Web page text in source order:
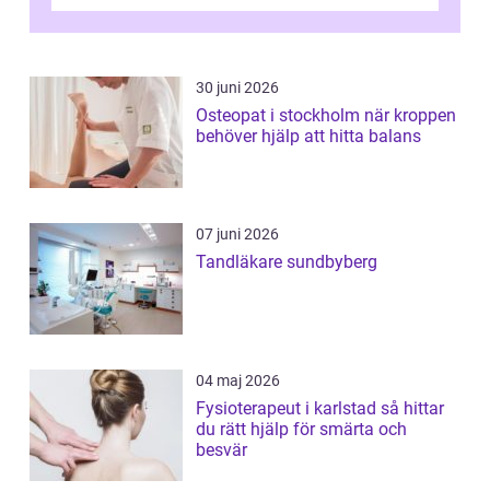
förändringarna u...
30 juni 2026
Osteopat i stockholm när kroppen
behöver hjälp att hitta balans
07 juni 2026
Tandläkare sundbyberg
04 maj 2026
Fysioterapeut i karlstad så hittar
du rätt hjälp för smärta och
besvär